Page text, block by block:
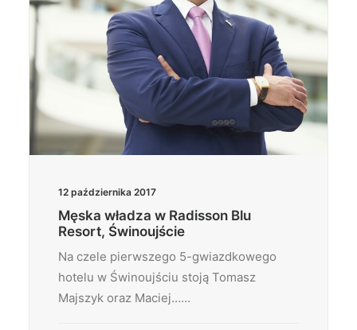
12 października 2017
Męska władza w Radisson Blu
Resort, Świnoujście
Na czele pierwszego 5-gwiazdkowego
hotelu w Świnoujściu stoją Tomasz
Majszyk oraz Maciej……